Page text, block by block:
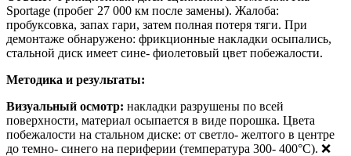
Sportage (пробег 27 000 км после замены). Жалоба:
пробуксовка, запах гари, затем полная потеря тяги. При
демонтаже обнаружено: фрикционные накладки осыпались,
стальной диск имеет сине- фиолетовый цвет побежалости.
Методика и результаты:
Визуальный осмотр: накладки разрушены по всей
поверхности, материал осыпается в виде порошка. Цвета
побежалости на стальном диске: от светло- желтого в центре
до темно- синего на периферии (температура 300- 400°C). ❌